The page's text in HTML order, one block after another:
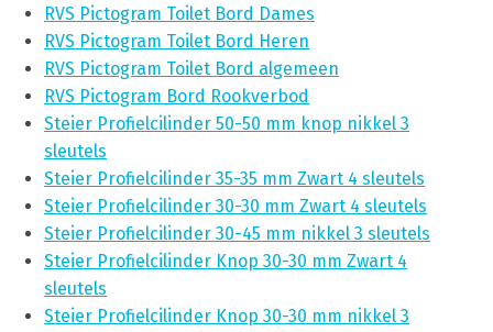
RVS Pictogram Toilet Bord Dames
RVS Pictogram Toilet Bord Heren
RVS Pictogram Toilet Bord algemeen
RVS Pictogram Bord Rookverbod
Steier Profielcilinder 50-50 mm knop nikkel 3
sleutels
Steier Profielcilinder 35-35 mm Zwart 4 sleutels
Steier Profielcilinder 30-30 mm Zwart 4 sleutels
Steier Profielcilinder 30-45 mm nikkel 3 sleutels
Steier Profielcilinder Knop 30-30 mm Zwart 4
sleutels
Steier Profielcilinder Knop 30-30 mm nikkel 3